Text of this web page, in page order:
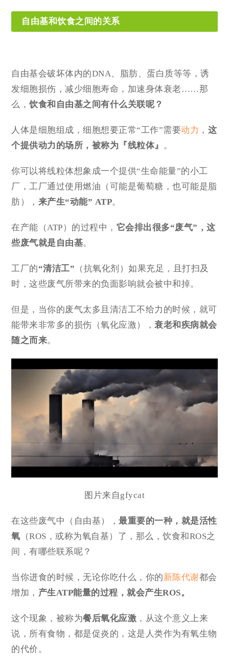
自由基和饮食之间的关系
自由基会破坏体内的DNA、脂肪、蛋白质等等，诱
发细胞损伤，减少细胞寿命，加速身体衰老……那
么，饮食和自由基之间有什么关联呢？
人体是细胞组成，细胞想要正常“工作”需要动力 ， 这
个提供动力的场所，被称为 『线粒体』 。
你可以将线粒体想象成一个提供“生命能量”的小工
厂，工厂通过使用燃油（可能是葡萄糖，也可能是脂
肪）， 来产生“动能” ATP。
在产能（ATP）的过程中， 它会排出很多“废气” ，这
些废气就是自由基。
工厂的“清洁工” （抗氧化剂）如果充足，且打扫及
时，这些废气所带来的负面影响就会被中和掉。
但是，当你的废气太多且清洁工不给力的时候，就可
能带来非常多的损伤（氧化应激），衰老和疾病就会
随之而来。
图片来自gfycat
在这些废气中（自由基），最重要的一种，就是活性
氧 （ROS，或称为氧自基）了，那么，饮食和ROS之
间，有哪些联系呢？
当你进食的时候，无论你吃什么，你的新陈代谢都会
增加， 产生ATP能量的过程，就会产生ROS。
这个现象，被称为餐后氧化应激 ，从这个意义上来
说，所有食物，都是促炎的，这是人类作为有氧生物
的代价。